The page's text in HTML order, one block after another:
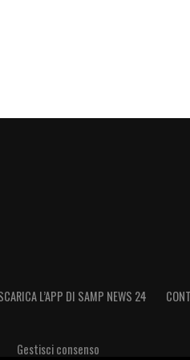
L’APP DI SAMP NEWS 24
Gestisci consenso